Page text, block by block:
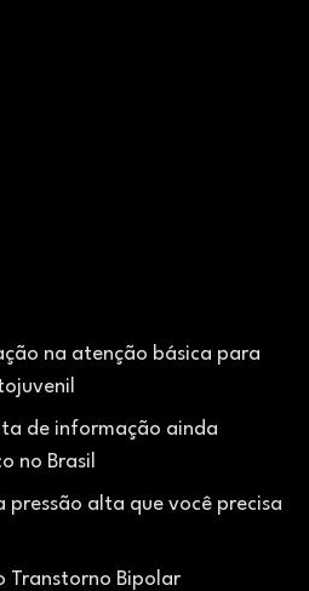
na atenção básica para
de informação ainda
no Brasil
pressão alta que você precisa
Transtorno Bipolar